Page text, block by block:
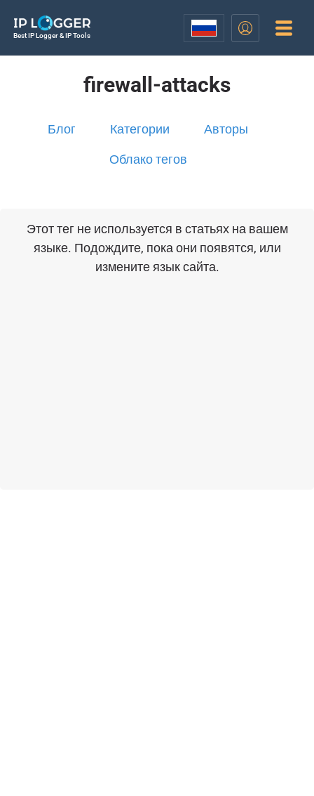
Best IP Logger & IP Tools
firewall-attacks
Блог Категории Авторы
Облако тегов